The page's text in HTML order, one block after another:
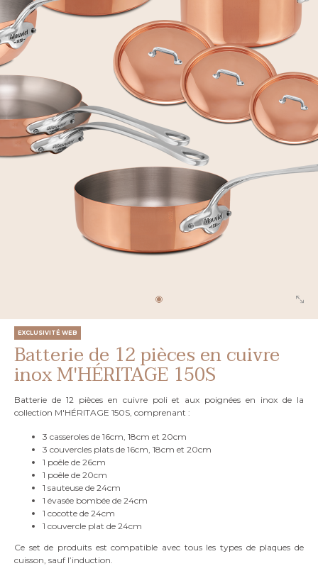
EXCLUSIVITÉ WEB
Batterie de 12 pièces en cuivre
inox M'HÉRITAGE 150S
Batterie de 12 pièces en cuivre poli et aux poignées en inox de la
collection M'HÉRITAGE 150S, comprenant :
3 casseroles de 16cm, 18cm et 20cm
3 couvercles plats de 16cm, 18cm et 20cm
1 poêle de 26cm
1 poêle de 20cm
1 sauteuse de 24cm
1 évasée bombée de 24cm
1 cocotte de 24cm
1 couvercle plat de 24cm
Ce set de produits est compatible avec tous les types de plaques de
cuisson, sauf l’induction.